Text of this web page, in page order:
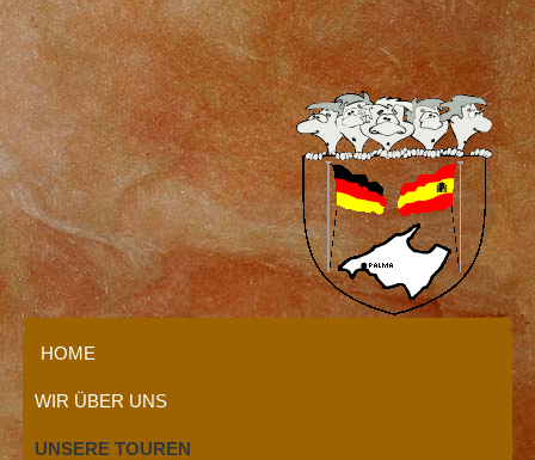
HOME
WIR ÜBER UNS
UNSERE TOUREN